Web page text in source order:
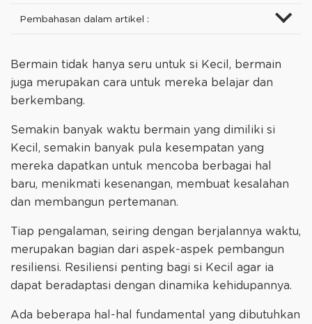
Pembahasan dalam artikel :
Bermain tidak hanya seru untuk si Kecil, bermain
juga merupakan cara untuk mereka belajar dan
berkembang.
Semakin banyak waktu bermain yang dimiliki si
Kecil, semakin banyak pula kesempatan yang
mereka dapatkan untuk mencoba berbagai hal
baru, menikmati kesenangan, membuat kesalahan
dan membangun pertemanan.
Tiap pengalaman, seiring dengan berjalannya waktu,
merupakan bagian dari aspek-aspek pembangun
resiliensi. Resiliensi penting bagi si Kecil agar ia
dapat beradaptasi dengan dinamika kehidupannya.
Ada beberapa hal-hal fundamental yang dibutuhkan